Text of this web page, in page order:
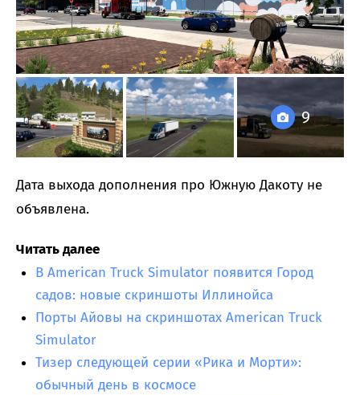
9
Дата выхода дополнения про Южную Дакоту не
объявлена.
Читать далее
В American Truck Simulator появится Город
садов: новые скриншоты Иллинойса
Порты Айовы на скриншотах American Truck
Simulator
Тизер следующей серии «Рика и Морти»:
обычный день в космосе